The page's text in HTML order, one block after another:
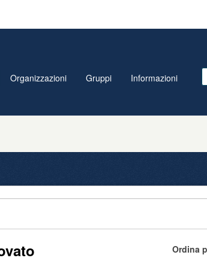
Organizzazioni Gruppi Informazioni
Ordina